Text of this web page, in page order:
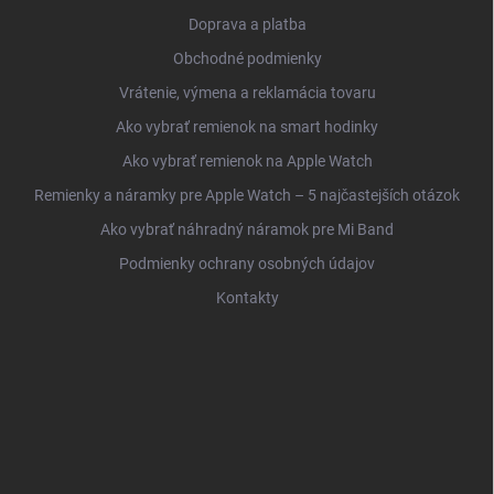
Doprava a platba
Obchodné podmienky
Vrátenie, výmena a reklamácia tovaru
Ako vybrať remienok na smart hodinky
Ako vybrať remienok na Apple Watch
Remienky a náramky pre Apple Watch – 5 najčastejších otázok
Ako vybrať náhradný náramok pre Mi Band
Podmienky ochrany osobných údajov
Kontakty